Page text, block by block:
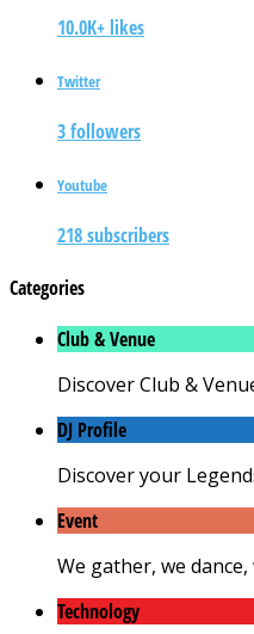
10.0K+ likes
Twitter
3 followers
Youtube
218 subscribers
Categories
Club & Venue
Discover Club &
DJ Profile
Discover your
Event
We gather, we dance,
Technology